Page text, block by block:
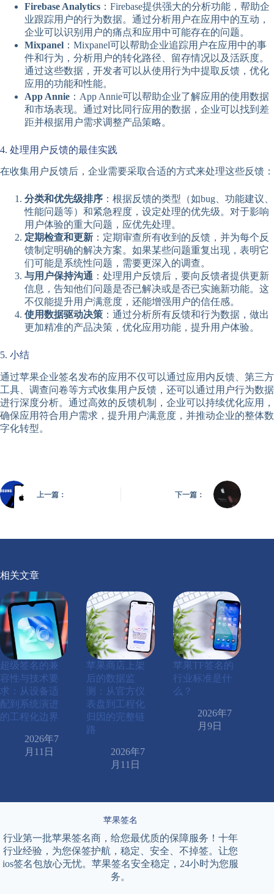
Firebase Analytics ：Firebase提供强大的分析功能，帮助企
业跟踪用户的行为数据。通过分析用户在应用中的互动，
企业可以识别用户的痛点和应用中可能存在的问题。
Mixpanel ：Mixpanel可以帮助企业追踪用户在应用中的事
件和行为，分析用户的转化路径、留存情况以及活跃度。
通过这些数据，开发者可以从使用行为中提取反馈，优化
应用的功能和性能。
App Annie ：App Annie可以帮助企业了解应用的使用数据
和市场表现。通过对比同行应用的数据，企业可以找到差
距并根据用户需求调整产品策略。
4. 处理用户反馈的最佳实践
在收集用户反馈后，企业需要采取合适的方式来处理这些反馈：
分类和优先级排序 ：根据反馈的类型（如bug、功能建议、
性能问题等）和紧急程度，设定处理的优先级。对于影响
用户体验的重大问题，应优先处理。
定期检查和更新 ：定期审查所有收到的反馈，并为每个反
馈制定明确的解决方案。如果某些问题重复出现，表明它
们可能是系统性问题，需要更深入的调查。
与用户保持沟通 ：处理用户反馈后，要向反馈者提供更新
信息，告知他们问题是否已解决或是否已实施新功能。这
不仅能提升用户满意度，还能增强用户的信任感。
使用数据驱动决策 ：通过分析所有反馈和行为数据，做出
更加精准的产品决策，优化应用功能，提升用户体验。
5. 小结
通过苹果企业签名发布的应用不仅可以通过应用内反馈、第三方
工具、调查问卷等方式收集用户反馈，还可以通过用户行为数据
进行深度分析。通过高效的反馈机制，企业可以持续优化应用，
确保应用符合用户需求，提升用户满意度，并推动企业的整体数
字化转型。
上一篇： 下一篇：
相关文章
超级签名的兼
容性与技术要
求：从设备适
配到系统演进
的工程化边界
2026年7
月11日
苹果商店上架
后的数据监
测：从官方仪
表盘到工程化
归因的完整链
路
2026年7
月11日
苹果TF签名的
行业标准是什
么？
2026年7
月9日
苹果签名
行业第一批苹果签名商，给您最优质的保障服务！十年
行业经验，为您保签护航，稳定、安全、不掉签。让您
ios签名包放心无忧。苹果签名安全稳定，24小时为您服
务。